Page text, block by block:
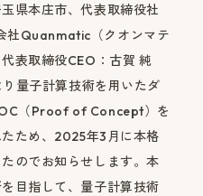
県本庄市、代表取締役社
社Quanmatic（クオンマテ
表取締役CEO：古賀 純
量子計算技術を用いたダ
（Proof of Concept）を
ため、2025年3月に本格
のでお知らせします。本
目指して、量子計算技術